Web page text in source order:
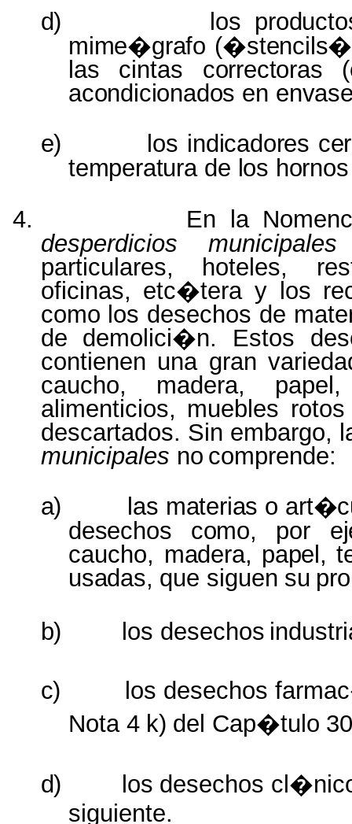
d) los
mime�grafo
las cintas correctoras
acondicionados en
e)
los indicadores
temperatura de los
4.
En la
desperdicios
particulares,
hoteles,
oficinas, etc�tera y los
como los desechos de
de demolici�n. Estos
contienen una gran
caucho,
madera,
papel,
alimenticios, muebles
descartados. Sin
municipales no comprende:
a)
las materias o
desechos como, por
caucho, madera, papel,
usadas, que siguen su
b)
los desechos
c) los desechos
Nota 4 k) del Cap�tulo
d) los desechos
siguiente.